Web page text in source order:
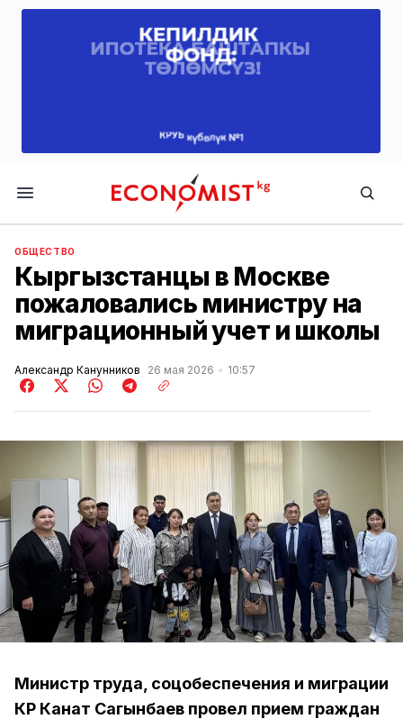
Economist.kg
ОБЩЕСТВО
Кыргызстанцы в Москве
пожаловались министру на
миграционный учет и школы
Александр Канунников 26 мая 2026 10:57
Министр труда, соцобеспечения и миграции
КР Канат Сагынбаев провел прием граждан